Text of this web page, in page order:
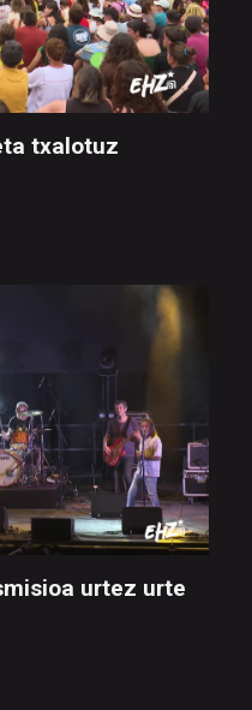
txalotuz
urtez urte